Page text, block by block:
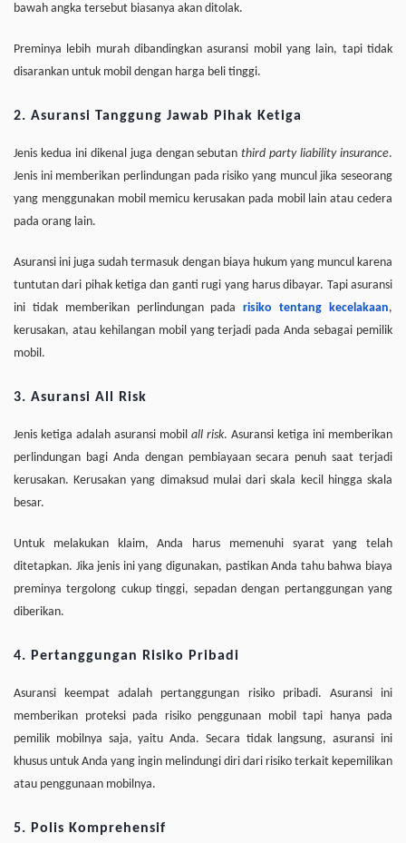
bawah angka tersebut biasanya akan ditolak.
Preminya lebih murah dibandingkan asuransi mobil yang lain, tapi tidak
disarankan untuk mobil dengan harga beli tinggi.
2. Asuransi Tanggung Jawab Pihak Ketiga
Jenis kedua ini dikenal juga dengan sebutanthird party liability insurance.
Jenis ini memberikan perlindungan pada risiko yang muncul jika seseorang
yang menggunakan mobil memicu kerusakan pada mobil lain atau cedera
pada orang lain.
Asuransi ini juga sudah termasuk dengan biaya hukum yang muncul karena
tuntutan dari pihak ketiga dan ganti rugi yang harus dibayar. Tapi asuransi
ini tidak memberikan perlindungan padarisiko tentang kecelakaan,
kerusakan, atau kehilangan mobil yang terjadi pada Anda sebagai pemilik
mobil.
3. Asuransi All Risk
Jenis ketiga adalah asuransi mobil all risk. Asuransi ketiga ini memberikan
perlindungan bagi Anda dengan pembiayaan secara penuh saat terjadi
kerusakan. Kerusakan yang dimaksud mulai dari skala kecil hingga skala
besar.
Untuk melakukan klaim, Anda harus memenuhi syarat yang telah
ditetapkan. Jika jenis ini yang digunakan, pastikan Anda tahu bahwa biaya
preminya tergolong cukup tinggi, sepadan dengan pertanggungan yang
diberikan.
4. Pertanggungan Risiko Pribadi
Asuransi keempat adalah pertanggungan risiko pribadi. Asuransi ini
memberikan proteksi pada risiko penggunaan mobil tapi hanya pada
pemilik mobilnya saja, yaitu Anda. Secara tidak langsung, asuransi ini
khusus untuk Anda yang ingin melindungi diri dari risiko terkait kepemilikan
atau penggunaan mobilnya.
5. Polis Komprehensif